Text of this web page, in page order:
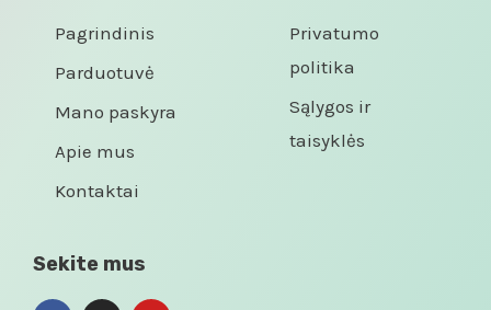
Pagrindinis
Parduotuvė
Mano paskyra
Apie mus
Kontaktai
Privatumo
politika
Sąlygos ir
taisyklės
Sekite mus